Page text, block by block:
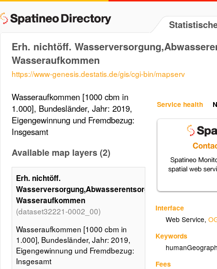
Erh. nichtöff.
Wasseraufkommen
https://www-genesis.destatis.de/gis/cgi-bin/mapserv
Service health
Interface
Web Service,
Keywords
Fees
Wasseraufkommen [1000 cbm in
1.000], Bundesländer, Jahr: 2019,
Eigengewinnung und Fremdbezug:
Insgesamt
Available map layers (2)
Erh. nichtöff.
Wasserversorgung,Abwasserentsorgung:
Wasseraufkommen
(dataset32221-0002_00)
Wasseraufkommen [1000 cbm in
1.000], Bundesländer, Jahr: 2019,
Eigengewinnung und Fremdbezug:
Insgesamt